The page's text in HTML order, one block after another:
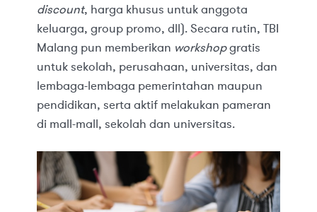
discount, harga khusus untuk anggota
keluarga, group promo, dll). Secara rutin, TBI
Malang pun memberikan workshopgratis
untuk sekolah, perusahaan, universitas, dan
lembaga-lembaga pemerintahan maupun
pendidikan, serta aktif melakukan pameran
di mall-mall, sekolah dan universitas.